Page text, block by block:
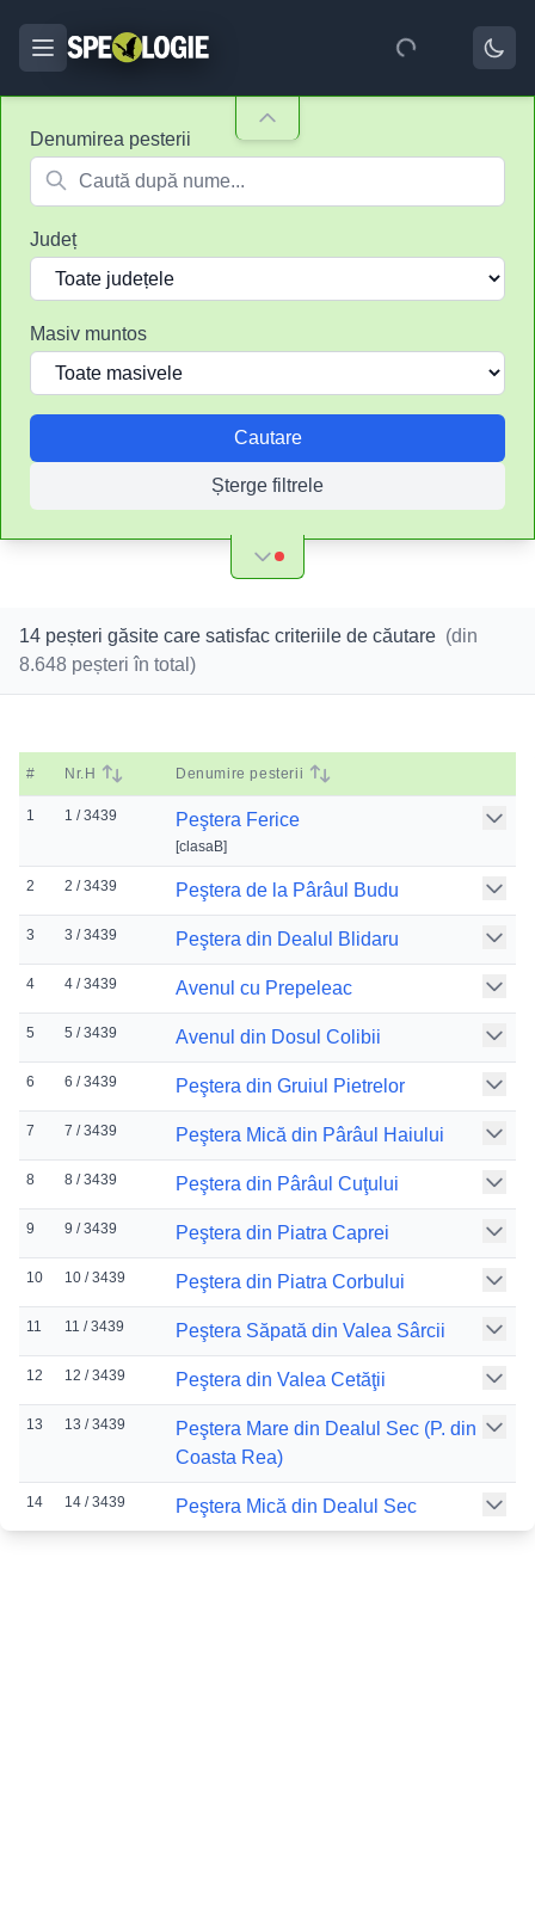
Denumirea pesterii
Județ
Masiv muntos
Cautare
Șterge filtrele
14 peșteri găsite care satisfac criteriile de căutare (din
8.648 peșteri în total)
# Nr.H Denumire pesterii
1 1 / 3439 Peştera Ferice
[clasaB]
2 2 / 3439 Peştera de la Pârâul Budu
3 3 / 3439 Peştera din Dealul Blidaru
4 4 / 3439 Avenul cu Prepeleac
5 5 / 3439 Avenul din Dosul Colibii
6 6 / 3439 Peştera din Gruiul Pietrelor
7 7 / 3439 Peştera Mică din Pârâul Haiului
8 8 / 3439 Peştera din Pârâul Cuţului
9 9 / 3439 Peştera din Piatra Caprei
10 10 / 3439 Peştera din Piatra Corbului
11 11 / 3439 Peştera Săpată din Valea Sârcii
12 12 / 3439 Peştera din Valea Cetăţii
13 13 / 3439
Peştera Mare din Dealul Sec (P. din
Coasta Rea)
14 14 / 3439 Peştera Mică din Dealul Sec